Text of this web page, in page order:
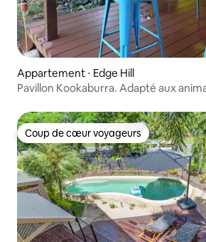
Appartement ⋅ Edge Hill
Pavillon Kookaburra. Adapté aux
Coup de cœur voyageurs
Coup de cœur voyageurs